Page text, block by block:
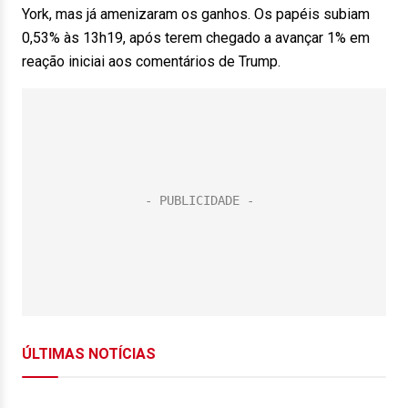
York, mas já amenizaram os ganhos. Os papéis subiam
0,53% às 13h19, após terem chegado a avançar 1% em
reação iniciai aos comentários de Trump.